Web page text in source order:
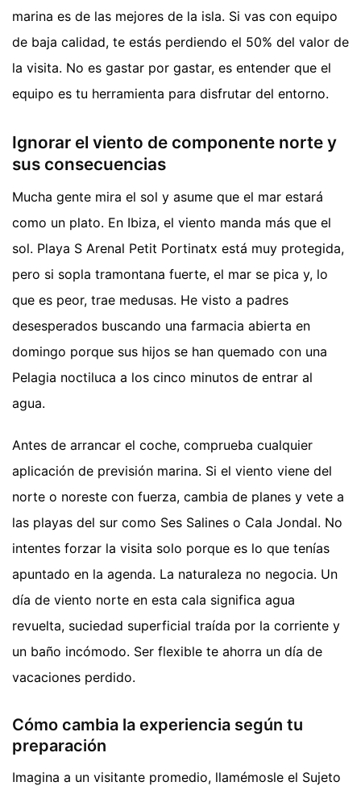
marina es de las mejores de la isla. Si vas con equipo
de baja calidad, te estás perdiendo el 50% del valor de
la visita. No es gastar por gastar, es entender que el
equipo es tu herramienta para disfrutar del entorno.
Ignorar el viento de componente norte y
sus consecuencias
Mucha gente mira el sol y asume que el mar estará
como un plato. En Ibiza, el viento manda más que el
sol. Playa S Arenal Petit Portinatx está muy protegida,
pero si sopla tramontana fuerte, el mar se pica y, lo
que es peor, trae medusas. He visto a padres
desesperados buscando una farmacia abierta en
domingo porque sus hijos se han quemado con una
Pelagia noctiluca a los cinco minutos de entrar al
agua.
Antes de arrancar el coche, comprueba cualquier
aplicación de previsión marina. Si el viento viene del
norte o noreste con fuerza, cambia de planes y vete a
las playas del sur como Ses Salines o Cala Jondal. No
intentes forzar la visita solo porque es lo que tenías
apuntado en la agenda. La naturaleza no negocia. Un
día de viento norte en esta cala significa agua
revuelta, suciedad superficial traída por la corriente y
un baño incómodo. Ser flexible te ahorra un día de
vacaciones perdido.
Cómo cambia la experiencia según tu
preparación
Imagina a un visitante promedio, llamémosle el Sujeto